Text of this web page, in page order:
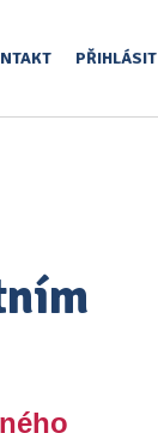
PŘIHLÁSIT